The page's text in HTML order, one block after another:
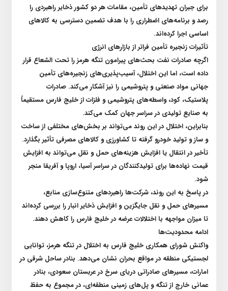
برای جبران تهدید‌های تأمین، مقامات هر دو کشور ذخایر راهبردی را
رصد و برنامه‌های اضطراری را با هدف تضمین دسترسی به کالا‌های
اساسی اجرا کرده‌اند.
تأثیرات زنجیره تأمین فراتر از بازار‌های انرژی
اگرچه صادرات نفت بحث‌های پیرامون تنگه هرمز را تحت الشعاع قرار
داده است، اما این اختلال، آسیب‌پذیری‌های زنجیره‌های تأمین
جهانی مواد صنعتی و پتروشیمی را نیز آشکار می‌کند. صادرات
پلاستیک، کود، واسطه‌های پتروشیمی و فلزات از خلیج فارس مستقیماً
به صنایع تولیدی در سراسر جهان کمک می‌کند.
بنابراین، اختلال در این روند می‌تواند بر بخش‌های مختلفی از ساخت
و ساز و تولید خودرو گرفته تا کشاورزی و کالا‌های مصرفی تأثیر بگذارد.
تأخیر در انتقال یا افزایش هزینه‌های حمل و نقل می‌تواند به افزایش
قیمت نهاده‌ها برای تولیدکنندگان در سراسر آسیا، اروپا و آفریقا منجر
شود.
در پاسخ به این روند، شرکت‌ها راهبرد‌های متنوع‌سازی منابع،
مسیر‌های حمل و نقل جایگزین و افزایش ذخایر انبار را بررسی کرده‌اند
تا میزان مواجهه با اختلالات عرضه در خلیج فارس را کاهش دهند.
ادامه محدودیت‌ها
واکنش شورای همکاری خلیج فارس به اختلال در تنگه هرمز، توانایی
لجستیکی منطقه در مواقع بحران نشان می‌دهد. بنادر ساحل شرقی در
امارات، مسیر‌های صادراتی دریای سرخ در عربستان سعودی، بنادر
عمانی خارج از تنگه و پل‌های زمینی منطقه‌ای، در مجموع به حفظ